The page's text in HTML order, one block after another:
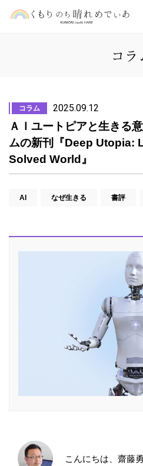
コラ
コラム 2025.09.12
ＡＩユートピアと生きる
ムの新刊『Deep Utopia:
Solved World』
AI なぜ生きる 書評
こんにちは、齋藤